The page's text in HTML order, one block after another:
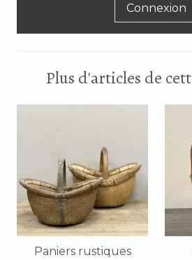
Connexion
Plus d'articles de
Paniers rustiques